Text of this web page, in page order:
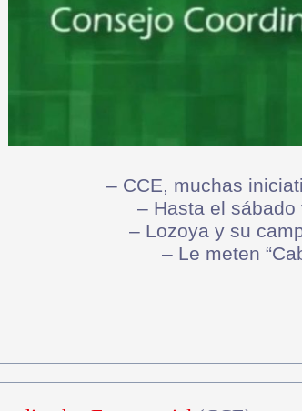
– CCE, muchas
– Hasta el
– Lozoya y su
– Le meten